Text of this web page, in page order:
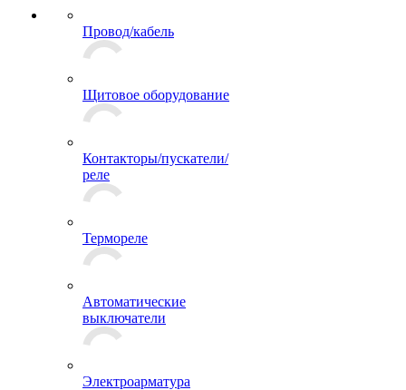
Провод/кабель
Щитовое оборудование
Контакторы/пускатели/
реле
Термореле
Автоматические
выключатели
Электроарматура